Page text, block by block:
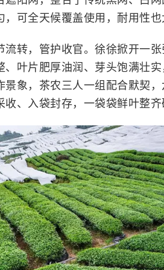
，可全天候覆盖使用，耐用性
流转，管护收官。徐徐掀开一
、叶片肥厚油润、芽头饱满壮
景象，茶农三人一组配合默契
收、入袋封存，一袋袋鲜叶整